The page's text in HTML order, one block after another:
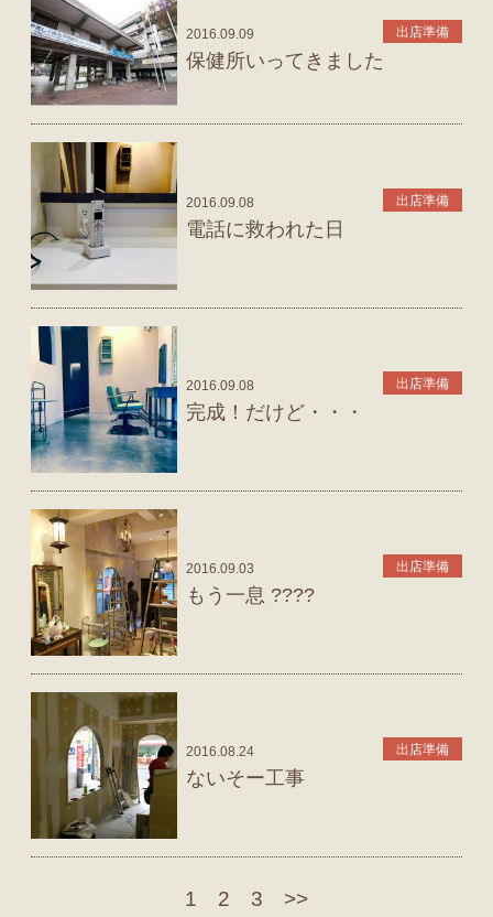
2016.09.09 出店準備
保健所いってきました
2016.09.08 出店準備
電話に救われた日
2016.09.08 出店準備
完成！だけど・・・
2016.09.03 出店準備
もう一息 ????
2016.08.24 出店準備
ないそー工事
1 2 3 >>